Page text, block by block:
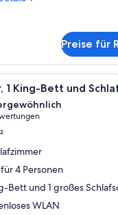
Preise für
Bügelbrett Ein
1 King-Bett und
für 4 Personen
Bett und 1 großes
WLAN